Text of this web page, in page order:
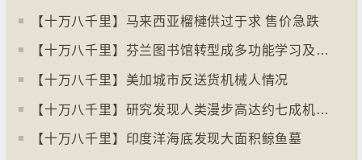
【十万八千里】马来西亚榴槤供过于求 售价急跌
【十万八千里】芬兰图书馆转型成多功能学习及娱乐中心
【十万八千里】美加城市反送货机械人情况
【十万八千里】研究发现人类漫步高达约七成机率「逆时针」行走
【十万八千里】印度洋海底发现大面积鲸鱼墓